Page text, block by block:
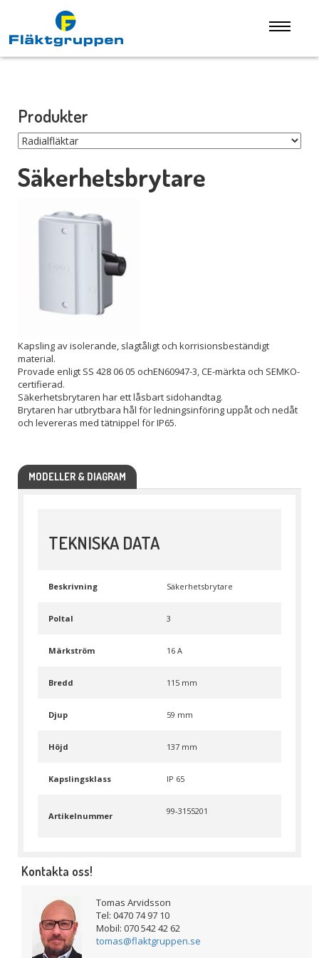
Produkter
Säkerhetsbrytare
Kapsling av isolerande, slagtåligt och korrisionsbeständigt
material.
Provade enligt SS 428 06 05 ochEN60947-3, CE-märkta och SEMKO-
certifierad.
Säkerhetsbrytaren har ett låsbart sidohandtag.
Brytaren har utbrytbara hål för ledningsinföring uppåt och nedåt
och levereras med tätnippel för IP65.
MODELLER & DIAGRAM
TEKNISKA DATA
Beskrivning Säkerhetsbrytare
Poltal 3
Märkström 16 A
Bredd 115 mm
Djup 59 mm
Höjd 137 mm
Kapslingsklass IP 65
Artikelnummer 99-3155201
Kontakta oss!
Tomas Arvidsson
Tel: 0470 74 97 10
Mobil: 070 542 42 62
tomas@flaktgruppen.se